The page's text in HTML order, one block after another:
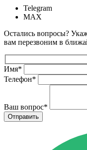
Telegram
MAX
Остались вопросы?
вам перезвоним в
Имя*
Телефон*
Ваш вопрос*